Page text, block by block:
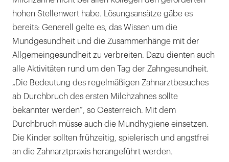
hohen Stellenwert habe. Lösungsansätze gäbe es
bereits: Generell gelte es, das Wissen um die
Mundgesundheit und die Zusammenhänge mit der
Allgemeingesundheit zu verbreiten. Dazu dienten auch
alle Aktivitäten rund um den Tag der Zahngesundheit.
„Die Bedeutung des regelmäßigen Zahnarztbesuches
ab Durchbruch des ersten Milchzahnes sollte
bekannter werden“, so Oesterreich. Mit dem
Durchbruch müsse auch die Mundhygiene einsetzen.
Die Kinder sollten frühzeitig, spielerisch und angstfrei
an die Zahnarztpraxis herangeführt werden.